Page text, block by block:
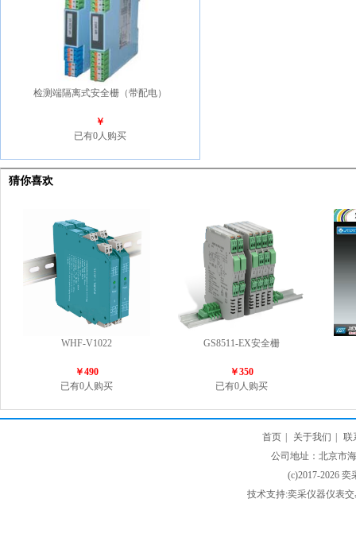
检测端隔离式安全栅（带配电）
￥
已有0人购买
猜你喜欢
WHF-V1022
￥490
已有0人购买
GS8511-EX安全栅
￥350
已有0人购买
首页 关于我们
联
公司地址：北京市
(c)2017-2026
技术支持:奕采仪器仪表